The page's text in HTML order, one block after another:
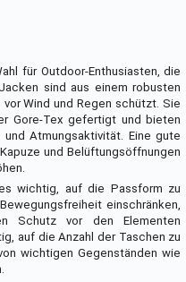
für Outdoor-Enthusiasten, die
sind aus einem robusten
Wind und Regen schützt. Sie
Gore-Tex gefertigt und bieten
Atmungsaktivität. Eine gute
und Belüftungsöffnungen
wichtig, auf die Passform zu
einschränken,
Schutz vor den Elementen
auf die Anzahl der Taschen zu
wichtigen Gegenständen wie